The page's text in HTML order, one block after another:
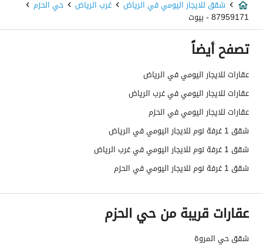
شقق للايجار اليومي في الرياض غرب الرياض حي الحزم
87959171 - بيوت
تصفح أيضاً
عقارات للايجار اليومي في الرياض
عقارات للايجار اليومي في غرب الرياض
عقارات للايجار اليومي في الحزم
شقق 1 غرفة نوم للايجار اليومي في الرياض
شقق 1 غرفة نوم للايجار اليومي في غرب الرياض
شقق 1 غرفة نوم للايجار اليومي في الحزم
عقارات قريبة من حي الحزم
شقق حي المروة